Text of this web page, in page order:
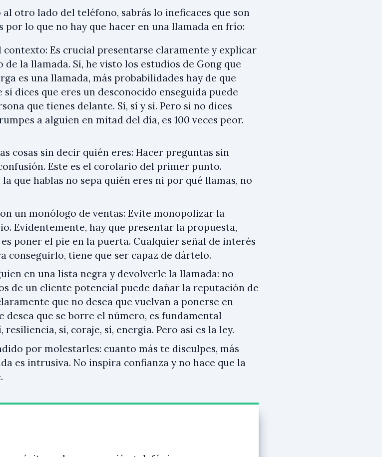
al otro lado del teléfono, sabrás lo ineficaces que son
por lo que no hay que hacer en una llamada en frío:
Es crucial presentarse claramente y explicar
la llamada. Sí, he visto los estudios de Gong que
es una llamada, más probabilidades hay de que
si dices que eres un desconocido enseguida puede
que tienes delante. Sí, sí y sí. Pero si no dices
a alguien en mitad del día, es 100 veces peor.
cosas sin decir quién eres: Hacer preguntas sin
Este es el corolario del primer punto.
que hablas no sepa quién eres ni por qué llamas, no
un monólogo de ventas: Evite monopolizar la
Evidentemente, hay que presentar la propuesta,
poner el pie en la puerta. Cualquier señal de interés
conseguirlo, tiene que ser capaz de dártelo.
en una lista negra y devolverle la llamada: no
de un cliente potencial puede dañar la reputación de
que no desea que vuelvan a ponerse en
desea que se borre el número, es fundamental
resiliencia, sí, coraje, sí, energía. Pero así es la ley.
por molestarles: cuanto más te disculpes, más
es intrusiva. No inspira confianza y no hace que la